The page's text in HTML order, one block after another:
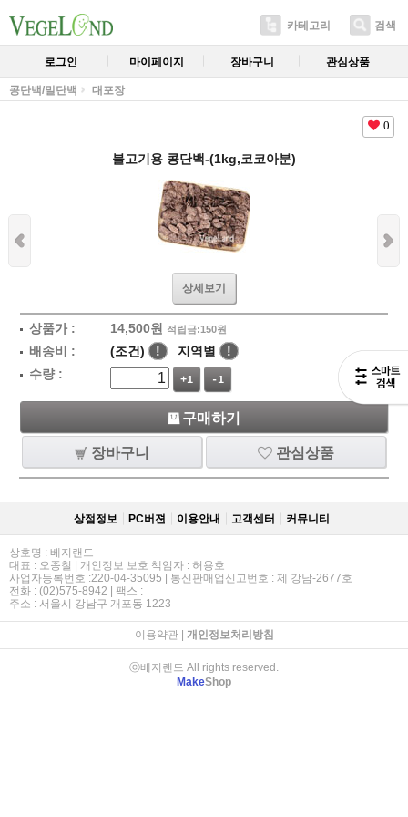
카테고리 검색
로그인 마이페이지 장바구니 관심상품
콩단백/밀단백 대포장
0
불고기용 콩단백-(1kg,코코아분)
상세보기
상품가 : 14,500원 적립금:150원
배송비 : (조건) ! 지역별
!
수량 :
+1 -1
구매하기
장바구니 관심상품
상점정보 PC버젼 이용안내 고객센터 커뮤니티
상호명 : 베지랜드
대표 : 오종철 | 개인정보 보호 책임자 : 허용호
사업자등록번호 :220-04-35095 | 통신판매업신고번호 : 제 강남-2677호
전화 : (02)575-8942 | 팩스 :
주소 : 서울시 강남구 개포동 1223
이용약관| 개인정보처리방침
ⓒ베지랜드 All rights reserved.
MakeShop